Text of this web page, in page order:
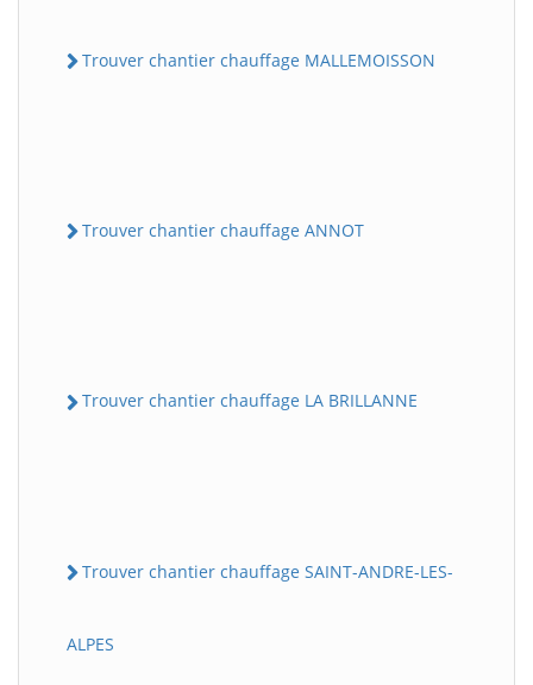
Trouver chantier chauffage MALLEMOISSON
Trouver chantier chauffage ANNOT
Trouver chantier chauffage LA BRILLANNE
Trouver chantier chauffage SAINT-ANDRE-LES-
ALPES